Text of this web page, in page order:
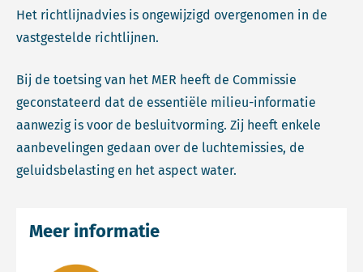
Het richtlijnadvies is ongewijzigd overgenomen in de
vastgestelde richtlijnen.
Bij de toetsing van het MER heeft de Commissie
geconstateerd dat de essentiële milieu-informatie
aanwezig is voor de besluitvorming. Zij heeft enkele
aanbevelingen gedaan over de luchtemissies, de
geluidsbelasting en het aspect water.
Meer informatie